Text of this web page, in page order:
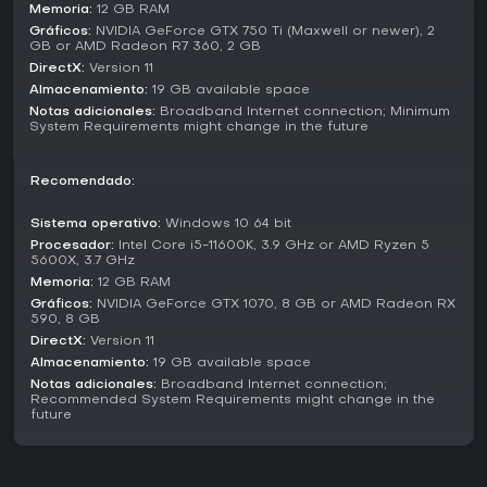
grupos. En modo single-player, conquistas el mundo por tu
cuenta, centrándote en tu progresión personal vía
combates contra jefes y construcción de base sin
interferencias externas. El multijugador amplía esto a
servidores cooperativos o competitivos, donde puedes
aliarte con otros para compartir recursos y superar retos, o
librar batallas PvP por territorio y loot.
supervivencia colaborativa frente al entorno y amenazas
Ajustes de dificultad, incluido un modo Brutal, elevan la
complejidad de jefes y la escasez de recursos para una
experiencia más exigente. Estos modos se adaptan a
distintos estilos, desde construcción relajada en un mundo
privado hasta rivalidades feroces en servidores públicos.
Enhancements from the Legacy of Castlevania Pack
El Legacy of Castlevania Premium Pack incorpora elementos
clásicos a V Rising con mejoras cosméticas que potencian
el tema vampírico. Trae cinco piezas del set de armadura de
Alucard, tres variantes de personajes como la sigilosa
Memoria: 12 GB RAM
Gráficos: NVIDIA GeForce GTX 750 Ti (Maxwell or newer), 2
GB or AMD Radeon R7 360, 2 GB
DirectX: Version 11
Almacenamiento: 19 GB available space
Notas adicionales: Broadband Internet connection; Minimum
System Requirements might change in the future
Recomendado:
Sistema operativo: Windows 10 64 bit
Procesador: Intel Core i5-11600K, 3.9 GHz or AMD Ryzen 5
5600X, 3.7 GHz
Memoria: 12 GB RAM
Gráficos: NVIDIA GeForce GTX 1070, 8 GB or AMD Radeon RX
590, 8 GB
DirectX: Version 11
Almacenamiento: 19 GB available space
Notas adicionales: Broadband Internet connection;
Recommended System Requirements might change in the
future